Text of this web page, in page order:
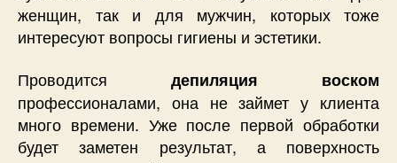
женщин, так и для мужчин, которых тоже
интересуют вопросы гигиены и эстетики.
Проводится депиляция воском
профессионалами, она не займет у клиента
много времени. Уже после первой обработки
будет заметен результат, а поверхность